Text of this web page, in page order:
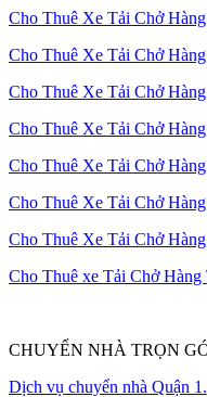
Cho Thuê Xe Tải Chở
Cho Thuê Xe Tải Chở
Cho Thuê Xe Tải Chở
Cho Thuê Xe Tải Chở
Cho Thuê Xe Tải Chở
Cho Thuê Xe Tải Chở
Cho Thuê Xe Tải Chở
Cho Thuê xe Tải Chở
CHUYỂN NHÀ TRỌN
Dịch vụ chuyển nhà Quận 1.